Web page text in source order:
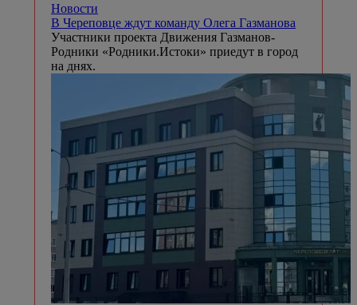
Новости
В Череповце ждут команду Олега Газманова
Участники проекта Движения Газманов-
Родники «Родники.Истоки» приедут в город
на днях.